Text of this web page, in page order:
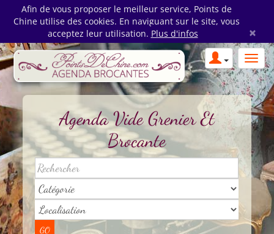
Afin de vous proposer le meilleur service, Points de
Chine utilise des cookies. En naviguant sur le site, vous
acceptez leur utilisation. Plus d'infos ×
Agenda Vide Grenier Et
Brocante